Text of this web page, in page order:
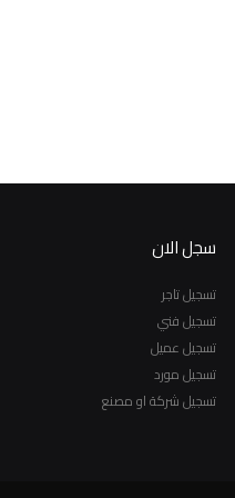
سجل الان
تسجيل تاجر
تسجيل فني
تسجيل عميل
تسجيل مورد
تسجيل شركة او مصنع